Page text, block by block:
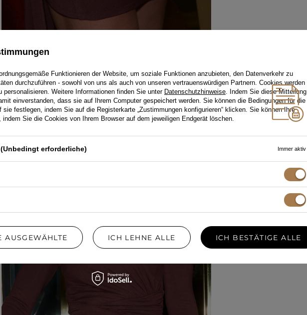
Funktionieren der Website, um soziale Funktionen anzubieten, den Datenverkehr zu
durchzuführen - sowohl von uns als auch von unseren vertrauenswürdigen Partnern. Cookies werden
personalisieren. Weitere Informationen finden Sie unter Datenschutzhinweise. Indem Sie diese Mitteilung
einverstanden, dass sie auf Ihrem Computer gespeichert werden. Sie können die Bedingungen für die
sie festlegen, indem Sie auf die Registerkarte „Zustimmungen konfigurieren“ klicken. Sie können Ihre
indem Sie die Cookies von Ihrem Browser auf dem jeweiligen Endgerät löschen.
erforderliche) Immer aktiv
AUSGEWÄHLTE ICH LEHNE ALLE ICH BESTÄTIGE ALLE